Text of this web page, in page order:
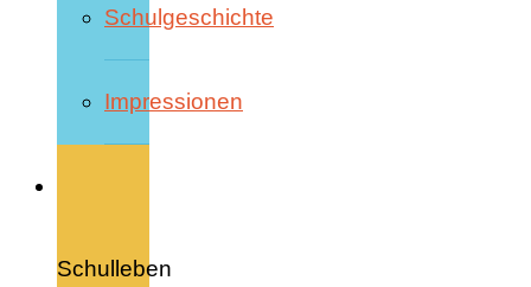
Schulgeschichte
Impressionen
Schulleben